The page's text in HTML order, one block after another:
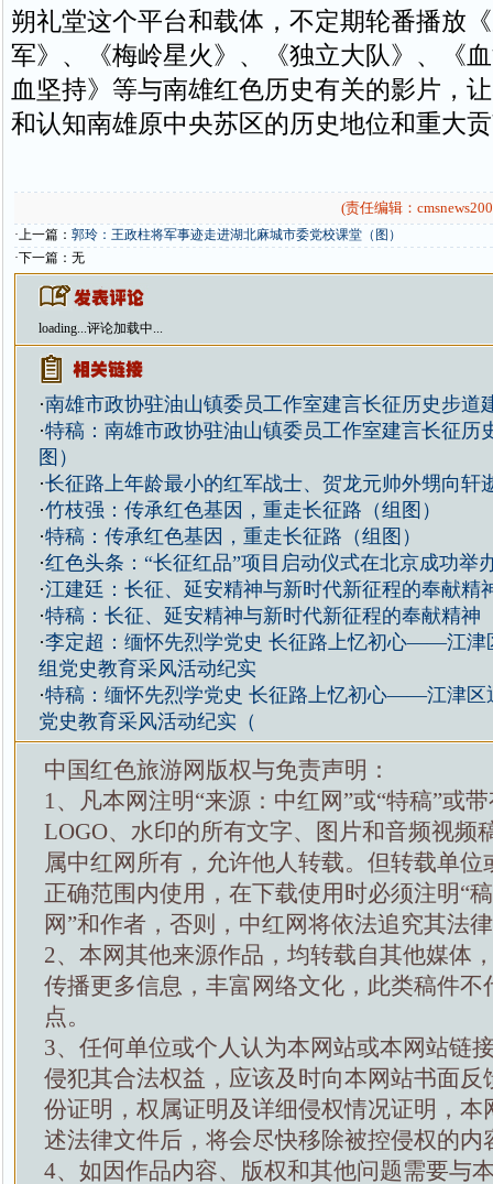
朔礼堂这个平台和载体，不定期轮番播放
军》、《梅岭星火》、《独立大队》、《
血坚持》等与南雄红色历史有关的影片，
和认知南雄原中央苏区的历史地位和重大
(责任编辑：
·上一篇： 郭玲：王政柱将军事迹走进湖北麻城市委党校课堂（图）
·下一篇：无
loading...评论加载中...
·南雄市政协驻油山镇委员工作室建言长征历史步道
·特稿：南雄市政协驻油山镇委员工作室建言长征历
图）
·长征路上年龄最小的红军战士、贺龙元帅外甥向轩
·竹枝强：传承红色基因，重走长征路（组图）
·特稿：传承红色基因，重走长征路（组图）
·红色头条：“长征红品”项目启动仪式在北京成功举
·江建廷：长征、延安精神与新时代新征程的奉献精
·特稿：长征、延安精神与新时代新征程的奉献精神
·李定超：缅怀先烈学党史 长征路上忆初心——江津
组党史教育采风活动纪实
·特稿：缅怀先烈学党史 长征路上忆初心——江津区
党史教育采风活动纪实（
中国红色旅游网版权与免责声明：
1、凡本网注明“来源：中红网”或“特稿”或
LOGO、水印的所有文字、图片和音频视频
属中红网所有，允许他人转载。但转载单位
正确范围内使用，在下载使用时必须注明“
网”和作者，否则，中红网将依法追究其法
2、本网其他来源作品，均转载自其他媒体
传播更多信息，丰富网络文化，此类稿件不
点。
3、任何单位或个人认为本网站或本网站链
侵犯其合法权益，应该及时向本网站书面反
份证明，权属证明及详细侵权情况证明，本
述法律文件后，将会尽快移除被控侵权的内
4、如因作品内容、版权和其他问题需要与